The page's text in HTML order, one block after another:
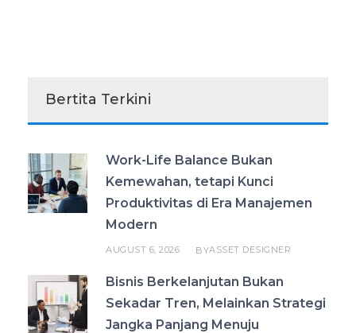
Bertita Terkini
Work-Life Balance Bukan
Kemewahan, tetapi Kunci
Produktivitas di Era Manajemen
Modern
AUGUST 6, 2026 BYASSET DESIGNER
Bisnis Berkelanjutan Bukan
Sekadar Tren, Melainkan Strategi
Jangka Panjang Menuju